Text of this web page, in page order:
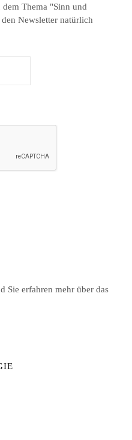
Thema "Sinn und
Newsletter natürlich
Sie erfahren mehr über das